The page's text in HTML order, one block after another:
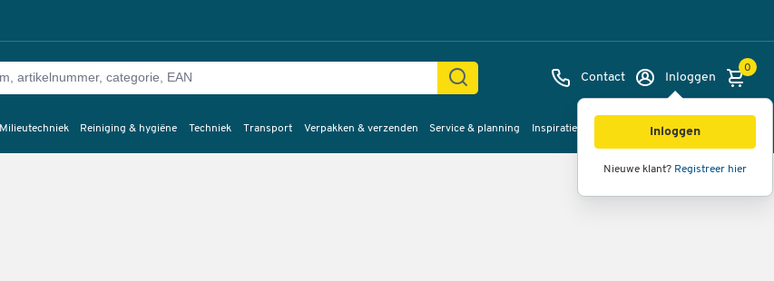
Contact Inloggen
Inloggen
Nieuwe klant? Registreer hier
0
Milieutechniek Reiniging & hygiëne Techniek Transport Verpakken & verzenden Service & planning Inspiratie